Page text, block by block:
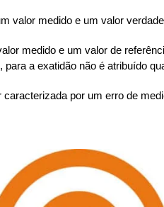
valor medido e um valor
medido e um valor de
a exatidão não é atribuído
por um erro de